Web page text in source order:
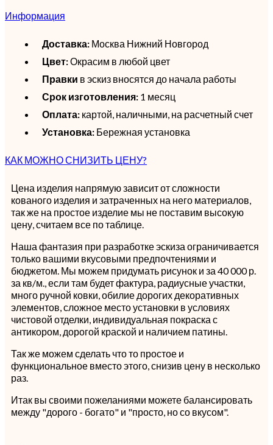
Информация
Доставка: Москва Нижний Новгород
Цвет:Окрасим в любой цвет
Правки в эскиз вносятся до начала работы
Срок изготовления: 1 месяц
Оплата: картой, наличными, на расчетный счет
Установка: Бережная установка
КАК МОЖНО СНИЗИТЬ ЦЕНУ?
Цена изделия напрямую зависит от сложности
кованого изделия и затраченных на него материалов,
так же на простое изделие мы не поставим высокую
цену, считаем все по таблице.
Наша фантазия при разработке эскиза ограничивается
только вашими вкусовыми предпочтениями и
бюджетом. Мы можем придумать рисунок и за 40 000 р.
за кв/м., если там будет фактура, радиусные участки,
много ручной ковки, обилие дорогих декоративных
элементов, сложное место установки в условиях
чистовой отделки, индивидуальная покраска с
антикором, дорогой краской и наличием патины.
Так же можем сделать что то простое и
функциональное вместо этого, снизив цену в несколько
раз.
Итак вы своими пожеланиями можете балансировать
между "дорого - богато" и "просто, но со вкусом".